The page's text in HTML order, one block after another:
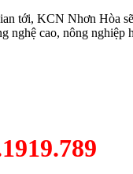
tới, KCN Nhơn Hòa
nghệ cao, nông